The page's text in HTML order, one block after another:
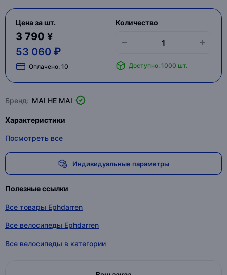
Цена за шт.
3 790 ¥
53 060 ₽
Оплачено: 10
Количество
Доступно: 1000 шт.
Бренд: MAI HE MAI
Характеристики
Посмотреть все
Индивидуальные параметры
Полезные ссылки
Все товары Ephdarren
Все велосипеды Ephdarren
Все велосипеды в категории